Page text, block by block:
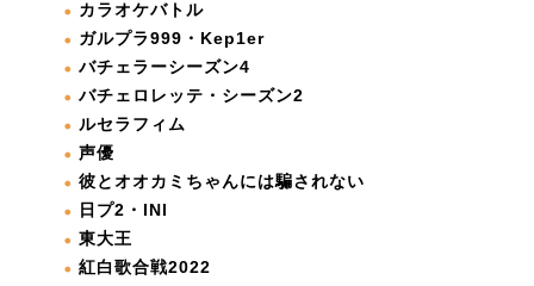
カラオケバトル
ガルプラ999・Kep1er
バチェラーシーズン4
バチェロレッテ・シーズン2
ルセラフィム
声優
彼とオオカミちゃんには騙されない
日プ2・INI
東大王
紅白歌合戦2022